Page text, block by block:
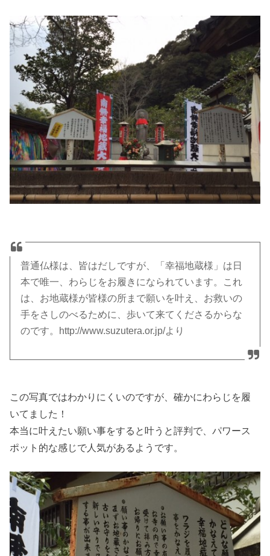
普通仏様は、皆はだしですが、「幸福地蔵様」は日
本で唯一、わらじをお履きになられています。これ
は、お地蔵様が皆様の所まで願いを叶え、お救いの
手をさしのべるために、歩いて来てくださるからな
のです。http://www.suzutera.or.jp/より
この写真ではわかりにくいのですが、確かにわらじを履
いてました！
本当に叶えたい願い事をすると叶うと評判で、パワース
ポット的な感じで人気があるようです。